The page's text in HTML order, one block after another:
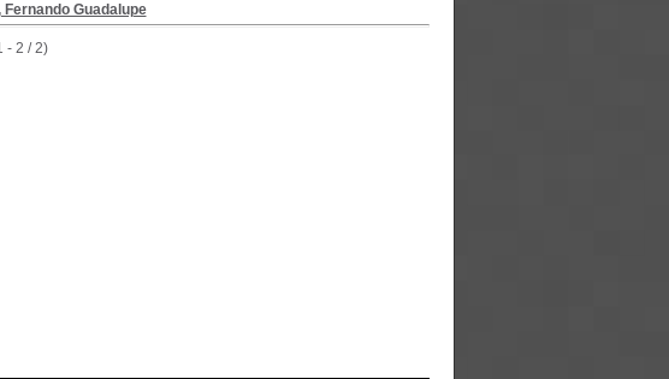
Fernando Guadalupe
- 2 / 2)